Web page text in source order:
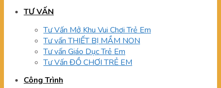
TƯ VẤN
Tư Vấn Mở Khu Vui Chơi Trẻ Em
Tư vấn THIẾT BỊ MẦM NON
Tư vấn Giáo Dục Trẻ Em
Tư Vấn ĐỒ CHƠI TRẺ EM
Công Trình